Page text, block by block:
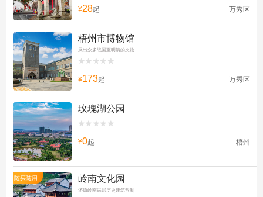
¥28起 万秀区
梧州市博物馆
展出众多战国至明清的文物


¥173起 万秀区
玫瑰湖公园


¥0起 梧州
随买随用 岭南文化园
还原岭南民居历史建筑形制